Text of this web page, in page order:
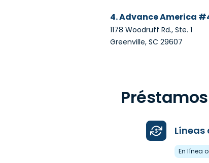
4. Advance America
1178 Woodruff Rd., Ste. 1
Greenville, SC 29607
Abierto 9:00 am - 5:30 pm
5. Advance America
Simpsonville, SC 29681
Líneas
En línea